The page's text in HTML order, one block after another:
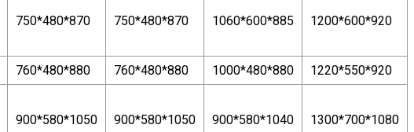
750*480*870 750*480*870 1060*600*885 1200*600*920
760*480*880 760*480*880 1000*480*880
1220*550*920
900*580*1050 900*580*1050 900*580*1040 1300*700*1080